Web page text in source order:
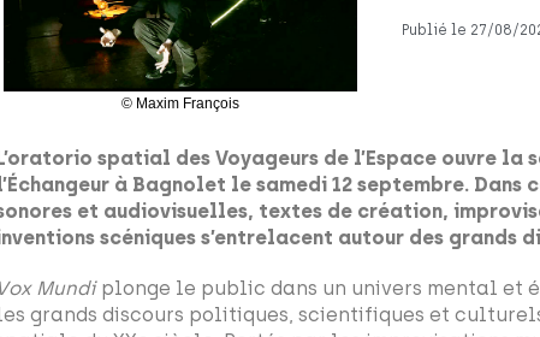
© Maxim François
Publié le 27/08/
spatial des Voyageurs de l’Espace ouvre la
à Bagnolet le samedi 12 septembre. Dans
et audiovisuelles, textes de création,
scéniques s’entrelacent autour des grands
Vox Mundiplonge le public dans un univers mental et
grands discours politiques, scientifiques et